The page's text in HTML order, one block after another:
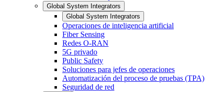
Global System Integrators
Global System Integrators
Operaciones de inteligencia artificial
Fiber Sensing
Redes O-RAN
5G privado
Public Safety
Soluciones para jefes de operaciones
Automatización del proceso de pruebas (TPA)
Seguridad de red